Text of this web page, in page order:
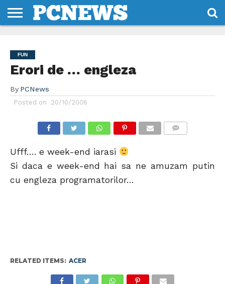
NOI
SI
CONDITII
FUN
Erori de … engleza
By PCNews
Posted on 20/10/2006
Ufff…. e week-end iarasi
Si daca e week-end hai sa ne amuzam putin
cu engleza programatorilor…
RELATED ITEMS: ACER